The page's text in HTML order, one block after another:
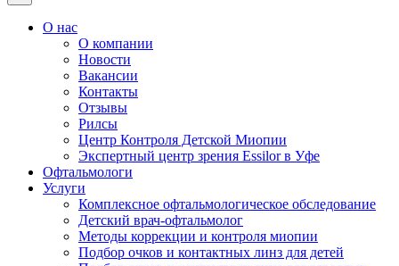
О нас
О компании
Новости
Вакансии
Контакты
Отзывы
Рилсы
Центр Контроля Детской Миопии
Экспертный центр зрения Essilor в Уфе
Офтальмологи
Услуги
Комплексное офтальмологическое обследование
Детский врач-офтальмолог
Методы коррекции и контроля миопии
Подбор очков и контактных линз для детей